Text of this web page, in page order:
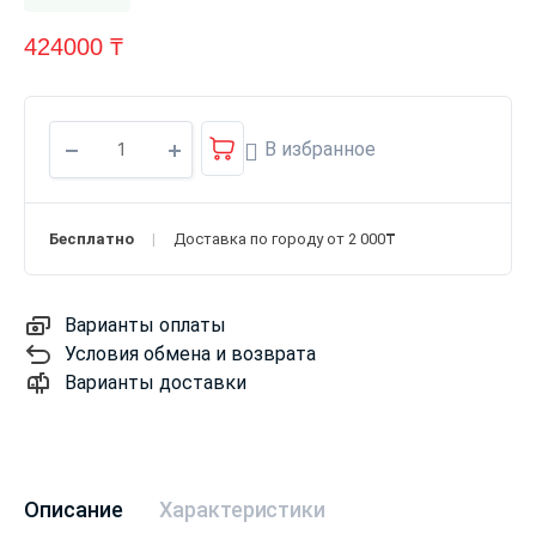
424000 ₸
В избранное
Бесплатно Доставка по городу от 2 000₸
Варианты оплаты
Условия обмена и возврата
Варианты доставки
Описание Характеристики